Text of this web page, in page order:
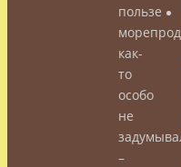
пользе
как-
то
особо
не
–